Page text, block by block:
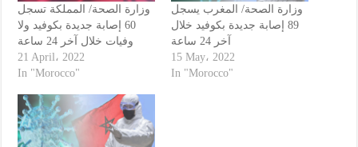
وزارة الصحة/ المملكة تسجل
60 إصابة جديدة بكوفيد ولا
وفيات خلال آخر 24 ساعة
21 April، 2022
In "Morocco"
وزارة الصحة/ المغرب يسجل
89 إصابة جديدة بكوفيد خلال
آخر 24 ساعة
15 May، 2022
In "Morocco"